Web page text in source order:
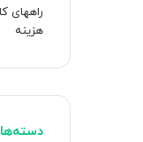
دسته‌ها